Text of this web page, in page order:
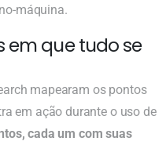
máquina.
em que tudo se
mapearam os pontos
em ação durante o uso de
cada um com suas